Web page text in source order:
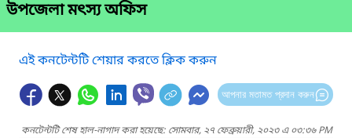
উপজেলা মৎস্য অফিস
এই কনটেন্টটি শেয়ার করতে ক্লিক করুন
আপনার মতামত প্রদান করুন
কনটেন্টটি শেষ হাল-নাগাদ করা হয়েছে: সোমবার, ২৭ ফেব্রুয়ারী, ২০২৩ এ ০৩:৩৬ PM